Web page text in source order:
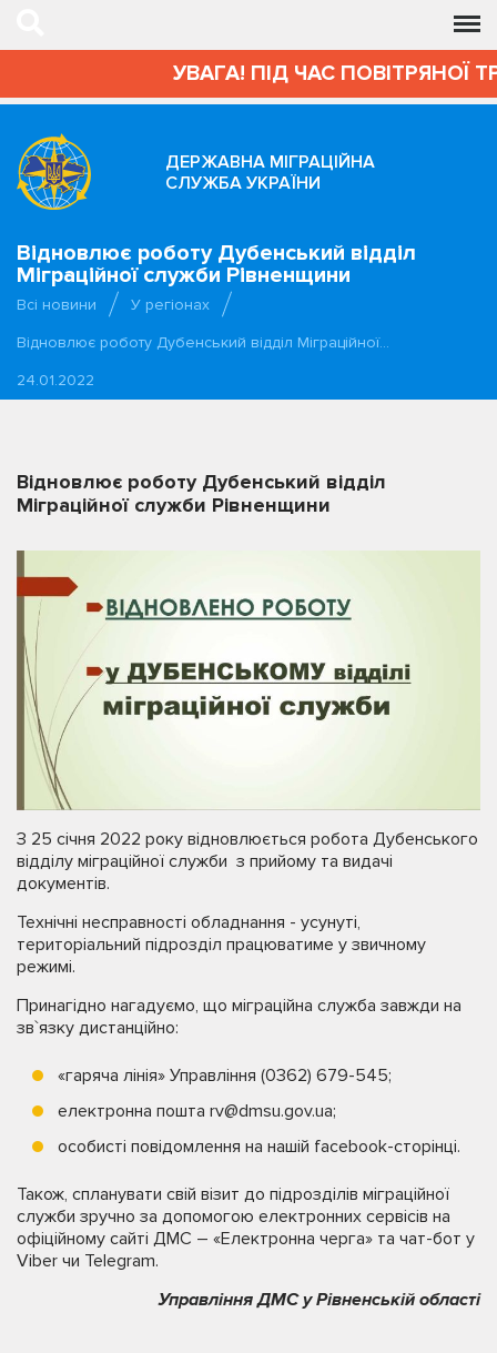
УВАГА! ПІД ЧАС ПОВІТРЯНОЇ
ДЕРЖАВНА МІГРАЦІЙНА
СЛУЖБА УКРАЇНИ
Відновлює роботу Дубенський відділ
Міграційної служби Рівненщини
Всі новини
У регіонах
Відновлює роботу Дубенський відділ Міграційної…
24.01.2022
Відновлює роботу Дубенський відділ
Міграційної служби Рівненщини
З 25 січня 2022 року відновлюється робота Дубенського
відділу міграційної служби з прийому та видачі
документів.
Технічні несправності обладнання - усунуті,
територіальний підрозділ працюватиме у звичному
режимі.
Принагідно нагадуємо, що міграційна служба завжди на
зв`язку дистанційно:
«гаряча лінія» Управління (0362) 679-545;
електронна пошта rv@dmsu.gov.ua;
особисті повідомлення на нашій facebook-сторінці.
Також, спланувати свій візит до підрозділів міграційної
служби зручно за допомогою електронних сервісів на
офіційному сайті ДМС – «Електронна черга» та чат-бот у
Viber чи Telegram.
Управління ДМС у Рівненській області